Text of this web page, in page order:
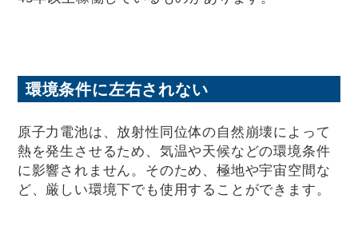
環境条件に左右されない
原子力電池は、放射性同位体の自然崩壊によって
熱を発生させるため、気温や天候などの環境条件
に影響されません。そのため、極地や宇宙空間な
ど、厳しい環境下でも使用することができます。